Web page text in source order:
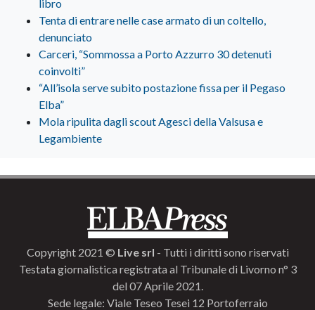
libro
Tenta di entrare nelle case armato di un coltello,
denunciato
Carceri, “Sommossa a Porto Azzurro 30 detenuti
coinvolti”
“All’isola serve subito postazione fissa per il Pegaso
Elba”
Mola ripulita dagli scout Agesci della Valsusa e
Legambiente
Copyright 2021 © Live srl - Tutti i diritti sono riservati
Testata giornalistica registrata al Tribunale di Livorno n° 3
del 07 Aprile 2021.
Sede legale: Viale Teseo Tesei 12 Portoferraio